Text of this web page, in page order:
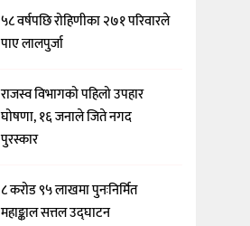
५८ वर्षपछि रोहिणीका २७१ परिवारले
पाए लालपुर्जा
राजस्व विभागको पहिलो उपहार
घोषणा, १६ जनाले जिते नगद
पुरस्कार
८ करोड ९५ लाखमा पुनःनिर्मित
महाङ्काल सत्तल उद्घाटन